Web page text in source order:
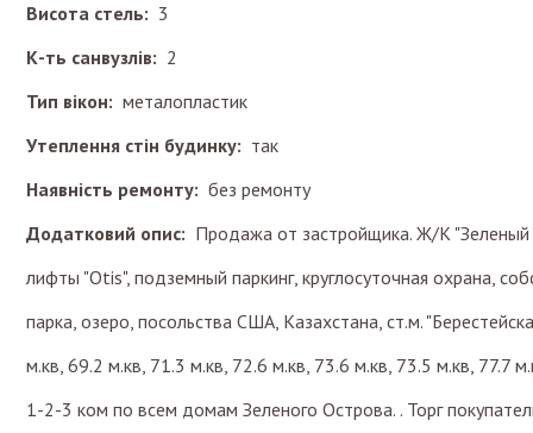
Висота стель: 3
К-ть санвузлів: 2
Тип вікон: металопластик
Утеплення стін будинку: так
Наявність ремонту: без ремонту
Додатковий опис: Продажа от застройщика. Ж/К
лифты "Otis", подземный паркинг, круглосуточная охрана,
парка, озеро, посольства США, Казахстана, ст.м.
м.кв, 69.2 м.кв, 71.3 м.кв, 72.6 м.кв, 73.6 м.кв, 73.5 м.кв, 77.7
1-2-3 ком по всем домам Зеленого Острова. . Торг